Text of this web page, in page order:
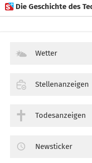
 Die Geschichte des
Wetter
Stellenanzeigen
Todesanzeigen
Newsticker